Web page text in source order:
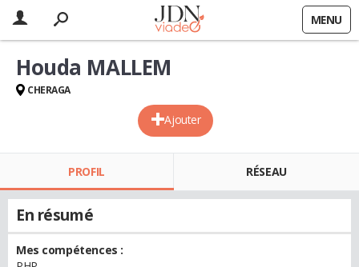
MENU
Ajouter
Houda MALLEM
CHERAGA
PROFIL RÉSEAU
En résumé
Mes compétences :